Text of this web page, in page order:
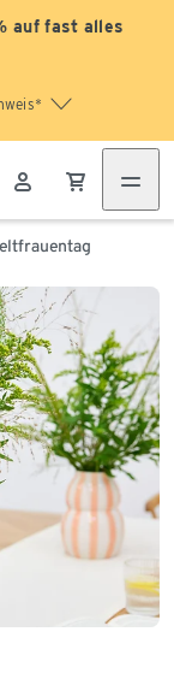
auf fast alles